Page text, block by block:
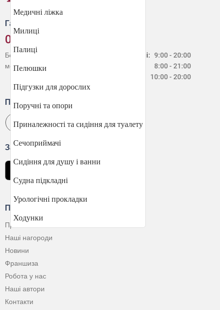
Медичні ліжка
Милиці
Палиці
Пелюшки
Підгузки для дорослих
Поручні та опори
Приналежності та сидіння для туалету
Сечоприймачі
Сидіння для душу і ванни
Судна підкладні
Урологічні прокладки
Ходунки
Гаряча лінія
0 800 30 20 60
Будні: 9:00 - 20:00
8:00 - 21:00
10:00 - 20:00
Безкоштовно зі стаціонарних і
мобільних телефонів в Україні
Про Компанію
Про нас
Наші нагороди
Новини
Франшиза
Робота у нас
Наші автори
Контакти
Завантажити застосунок
Приєднуйтесь